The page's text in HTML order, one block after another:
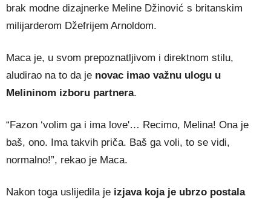
brak modne dizajnerke Meline Džinović s britanskim
milijarderom Džefrijem Arnoldom.
Maca je, u svom prepoznatljivom i direktnom stilu,
aludirao na to da je novac imao važnu ulogu u
Melininom izboru partnera.
“Fazon ‘volim ga i ima love'… Recimo, Melina! Ona je
baš, ono. Ima takvih priča. Baš ga voli, to se vidi,
normalno!”, rekao je Maca.
Nakon toga uslijedila je izjava koja je ubrzo postala